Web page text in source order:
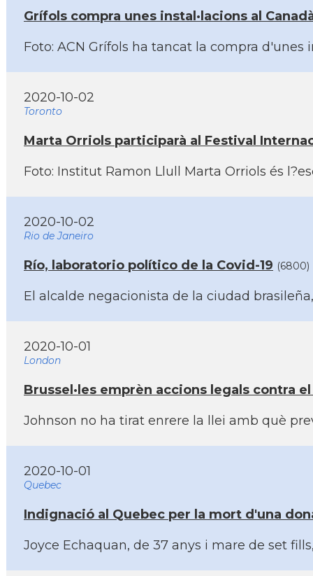
Grí­fols compra unes instal·lacions al
Foto: ACN Grí­fols ha tancat la compra
2020-10-02
Toronto
Marta Orriols participarà al Festival
Foto: Institut Ramon Llull Marta Orriols és
2020-10-02
Rio de Janeiro
Rí­o, laboratorio polí­tico de la Covid-19 (6800)
El alcalde negacionista de la ciudad
2020-10-01
London
Brussel·les emprèn accions legals contra
Johnson no ha tirat enrere la llei amb què
2020-10-01
Quebec
Indignació al Quebec per la mort d'una
Joyce Echaquan, de 37 anys i mare de set